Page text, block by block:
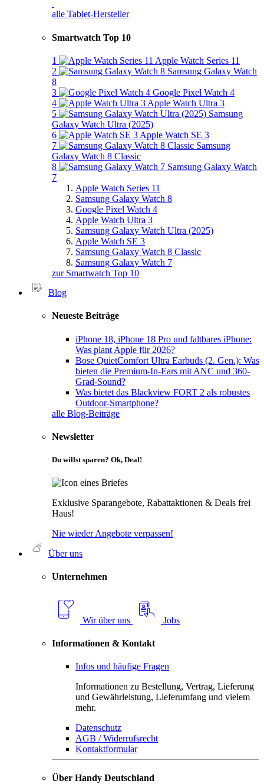
alle Tablet-Hersteller
Smartwatch Top 10
1
Apple Watch Series 11
2
Samsung Galaxy Watch
8
3
Google Pixel Watch 4
4
Apple Watch Ultra 3
5
Samsung
Galaxy Watch Ultra (2025)
6
Apple Watch SE 3
7
Samsung
Galaxy Watch 8 Classic
8
Samsung Galaxy Watch
7
Apple Watch Series 11
Samsung Galaxy Watch 8
Google Pixel Watch 4
Apple Watch Ultra 3
Samsung Galaxy Watch Ultra (2025)
Apple Watch SE 3
Samsung Galaxy Watch 8 Classic
Samsung Galaxy Watch 7
zur Smartwatch Top 10
Blog
Neueste Beiträge
iPhone 18, iPhone 18 Pro und faltbares iPhone:
Was plant Apple für 2026?
Bose QuietComfort Ultra Earbuds (2. Gen.): Was
bieten die Premium-In-Ears mit ANC und 360-
Grad-Sound?
Was bietet das Blackview FORT 2 als robustes
Outdoor-Smartphone?
alle Blog-Beiträge
Newsletter
Du willst sparen? Ok, Deal!
Exklusive Sparangebote, Rabattaktionen & Deals frei
Haus!
Nie wieder Angebote verpassen!
Über uns
Unternehmen
Wir über uns Jobs
Informationen & Kontakt
Infos und häufige Fragen
Informationen zu Bestellung, Vertrag, Lieferung
und Gewährleistung, Lieferumfang und vielem
mehr.
Datenschutz
AGB / Widerrufsrecht
Kontaktformular
Über Handy Deutschland